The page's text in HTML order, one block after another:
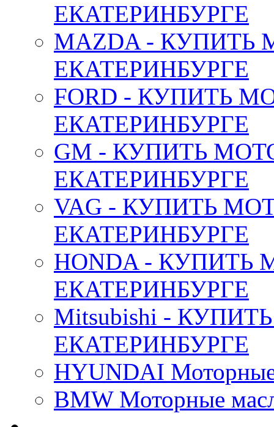
ЕКАТЕРИНБУРГЕ
MAZDA -
ЕКАТЕРИНБУРГЕ
FORD - КУПИТЬ
ЕКАТЕРИНБУРГЕ
GM - КУПИТЬ
ЕКАТЕРИНБУРГЕ
VAG - КУПИТЬ
ЕКАТЕРИНБУРГЕ
HONDA -
ЕКАТЕРИНБУРГЕ
Mitsubishi -
ЕКАТЕРИНБУРГЕ
HYUNDAI
BMW Моторные